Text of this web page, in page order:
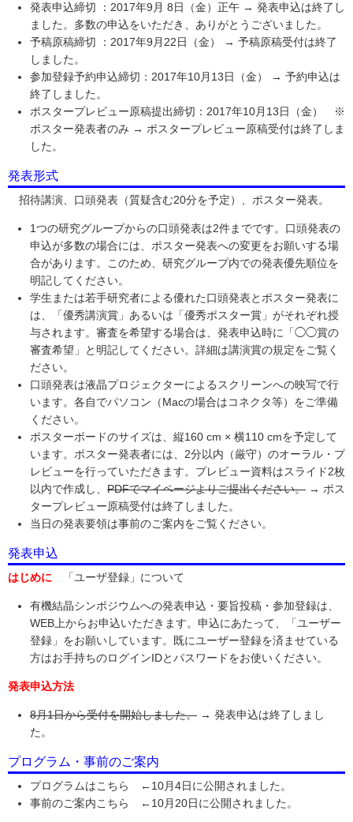
発表申込締切 ：2017年9月 8日（金）正午 → 発表申込は終了し
ました。多数の申込をいただき、ありがとうございました。
予稿原稿締切 ：2017年9月22日（金） → 予稿原稿受付は終了
しました。
参加登録予約申込締切：2017年10月13日（金） → 予約申込は
終了しました。
ポスタープレビュー原稿提出締切：2017年10月13日（金） ※
ポスター発表者のみ → ポスタープレビュー原稿受付は終了しま
した。
発表形式
招待講演、口頭発表（質疑含む20分を予定）、ポスター発表。
1つの研究グループからの口頭発表は2件までです。口頭発表の
申込が多数の場合には、ポスター発表への変更をお願いする場
合があります。このため、研究グループ内での発表優先順位を
明記してください。
学生または若手研究者による優れた口頭発表とポスター発表に
は、「優秀講演賞」あるいは「優秀ポスター賞」がそれぞれ授
与されます。審査を希望する場合は、発表申込時に「◯◯賞の
審査希望」と明記してください。詳細は講演賞の規定をご覧く
ださい。
口頭発表は液晶プロジェクターによるスクリーンへの映写で行
います。各自でパソコン（Macの場合はコネクタ等）をご準備
ください。
ポスターボードのサイズは、縦160 cm × 横110 cmを予定して
います。ポスター発表者には、2分以内（厳守）のオーラル・プ
レビューを行っていただきます。プレビュー資料はスライド2枚
以内で作成し、 PDFでマイページよりご提出ください。 → ポス
タープレビュー原稿受付は終了しました。
当日の発表要領は事前のご案内をご覧ください。
発表申込
はじめに 「ユーザ登録」について
有機結晶シンポジウムへの発表申込・要旨投稿・参加登録は、
WEB上からお申込いただきます。申込にあたって、「ユーザー
登録」をお願いしています。既にユーザー登録を済ませている
方はお手持ちのログインIDとパスワードをお使いください。
発表申込方法
8月1日から受付を開始しました。 → 発表申込は終了しまし
た。
プログラム・事前のご案内
プログラムはこちら ←10月4日に公開されました。
事前のご案内こちら ←10月20日に公開されました。